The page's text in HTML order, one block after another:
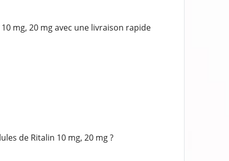
mg, 20 mg avec une livraison rapide
de Ritalin 10 mg, 20 mg ?